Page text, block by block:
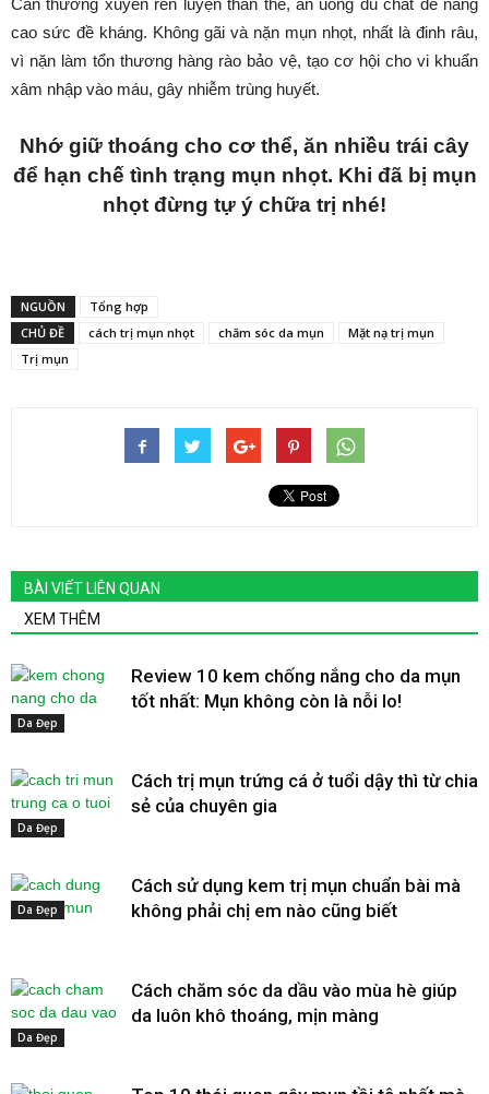
Cần thường xuyên rèn luyện thân thể, ăn uống đủ chất để nâng
cao sức đề kháng. Không gãi và nặn mụn nhọt, nhất là đinh râu,
vì nặn làm tổn thương hàng rào bảo vệ, tạo cơ hội cho vi khuẩn
xâm nhập vào máu, gây nhiễm trùng huyết.
Nhớ giữ thoáng cho cơ thể, ăn nhiều trái cây
để hạn chế tình trạng mụn nhọt. Khi đã bị mụn
nhọt đừng tự ý chữa trị nhé!
NGUỒN
Tổng hợp
CHỦ ĐỀ
cách trị mụn nhọt chăm sóc da mụn
Mặt nạ trị mụn
Trị mụn
BÀI VIẾT LIÊN QUAN
XEM THÊM
Da Đẹp
Review 10 kem chống nắng cho da mụn
tốt nhất: Mụn không còn là nỗi lo!
Da Đẹp
Cách trị mụn trứng cá ở tuổi dậy thì từ chia
sẻ của chuyên gia
Da Đẹp
Cách sử dụng kem trị mụn chuẩn bài mà
không phải chị em nào cũng biết
Da Đẹp
Cách chăm sóc da dầu vào mùa hè giúp
da luôn khô thoáng, mịn màng